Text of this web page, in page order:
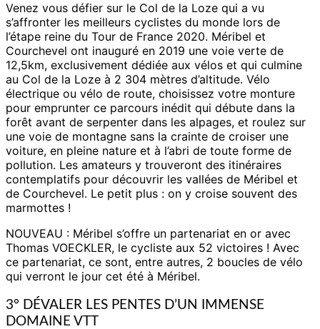
Venez vous défier sur le Col de la Loze qui a vu
s’affronter les meilleurs cyclistes du monde lors de
l’étape reine du Tour de France 2020. Méribel et
Courchevel ont inauguré en 2019 une voie verte de
12,5km, exclusivement dédiée aux vélos et qui culmine
au Col de la Loze à 2 304 mètres d’altitude. Vélo
électrique ou vélo de route, choisissez votre monture
pour emprunter ce parcours inédit qui débute dans la
forêt avant de serpenter dans les alpages, et roulez sur
une voie de montagne sans la crainte de croiser une
voiture, en pleine nature et à l’abri de toute forme de
pollution. Les amateurs y trouveront des itinéraires
contemplatifs pour découvrir les vallées de Méribel et
de Courchevel. Le petit plus : on y croise souvent des
marmottes !
NOUVEAU : Méribel s’offre un partenariat en or avec
Thomas VOECKLER, le cycliste aux 52 victoires ! Avec
ce partenariat, ce sont, entre autres, 2 boucles de vélo
qui verront le jour cet été à Méribel.
3° DÉVALER LES PENTES D’UN IMMENSE
DOMAINE VTT